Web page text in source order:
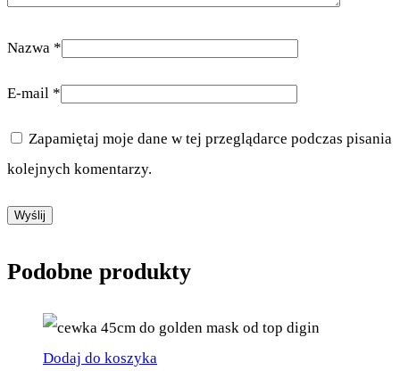
Nazwa *
E-mail *
Zapamiętaj moje dane w tej przeglądarce podczas pisania
kolejnych komentarzy.
Podobne produkty
Dodaj do koszyka